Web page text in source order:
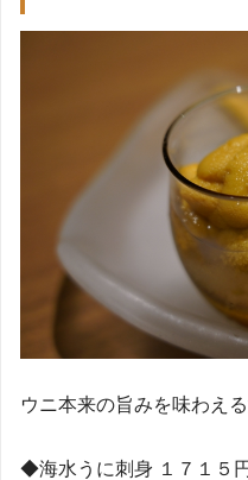
ウニ本来の旨みを味わえ
◆海水うに刺身 １７１５円